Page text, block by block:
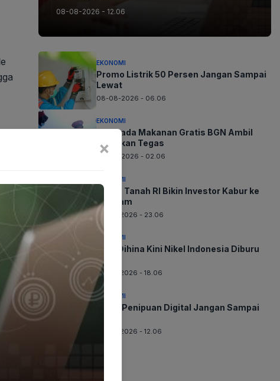
08-08-2026 - 12.06
EKONOMI
Promo Listrik 50 Persen Jangan Sampai
Lewat
08-08-2026 - 06.06
EKONOMI
Waspada Makanan Gratis BGN Ambil
Tindakan Tegas
08-08-2026 - 02.06
EKONOMI
Harga Tanah RI Bikin Investor Kabur ke
Vietnam
07-08-2026 - 23.06
EKONOMI
Dulu Dihina Kini Nikel Indonesia Diburu
Dunia
07-08-2026 - 18.06
EKONOMI
Awas Penipuan Digital Jangan Sampai
07-08-2026 - 12.06
×